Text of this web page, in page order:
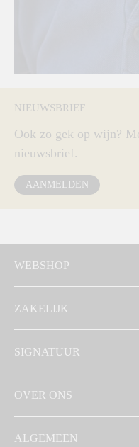
NIEUWSBRIEF
Ook zo gek op wijn?
nieuwsbrief.
AANMELDEN
WEBSHOP
ZAKELIJK
SIGNATUUR
OVER ONS
ALGEMEEN